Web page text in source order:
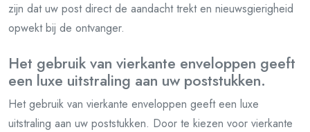
zijn dat uw post direct de aandacht trekt en nieuwsgierigheid
opwekt bij de ontvanger.
Het gebruik van vierkante enveloppen geeft
een luxe uitstraling aan uw poststukken.
Het gebruik van vierkante enveloppen geeft een luxe
uitstraling aan uw poststukken. Door te kiezen voor vierkante